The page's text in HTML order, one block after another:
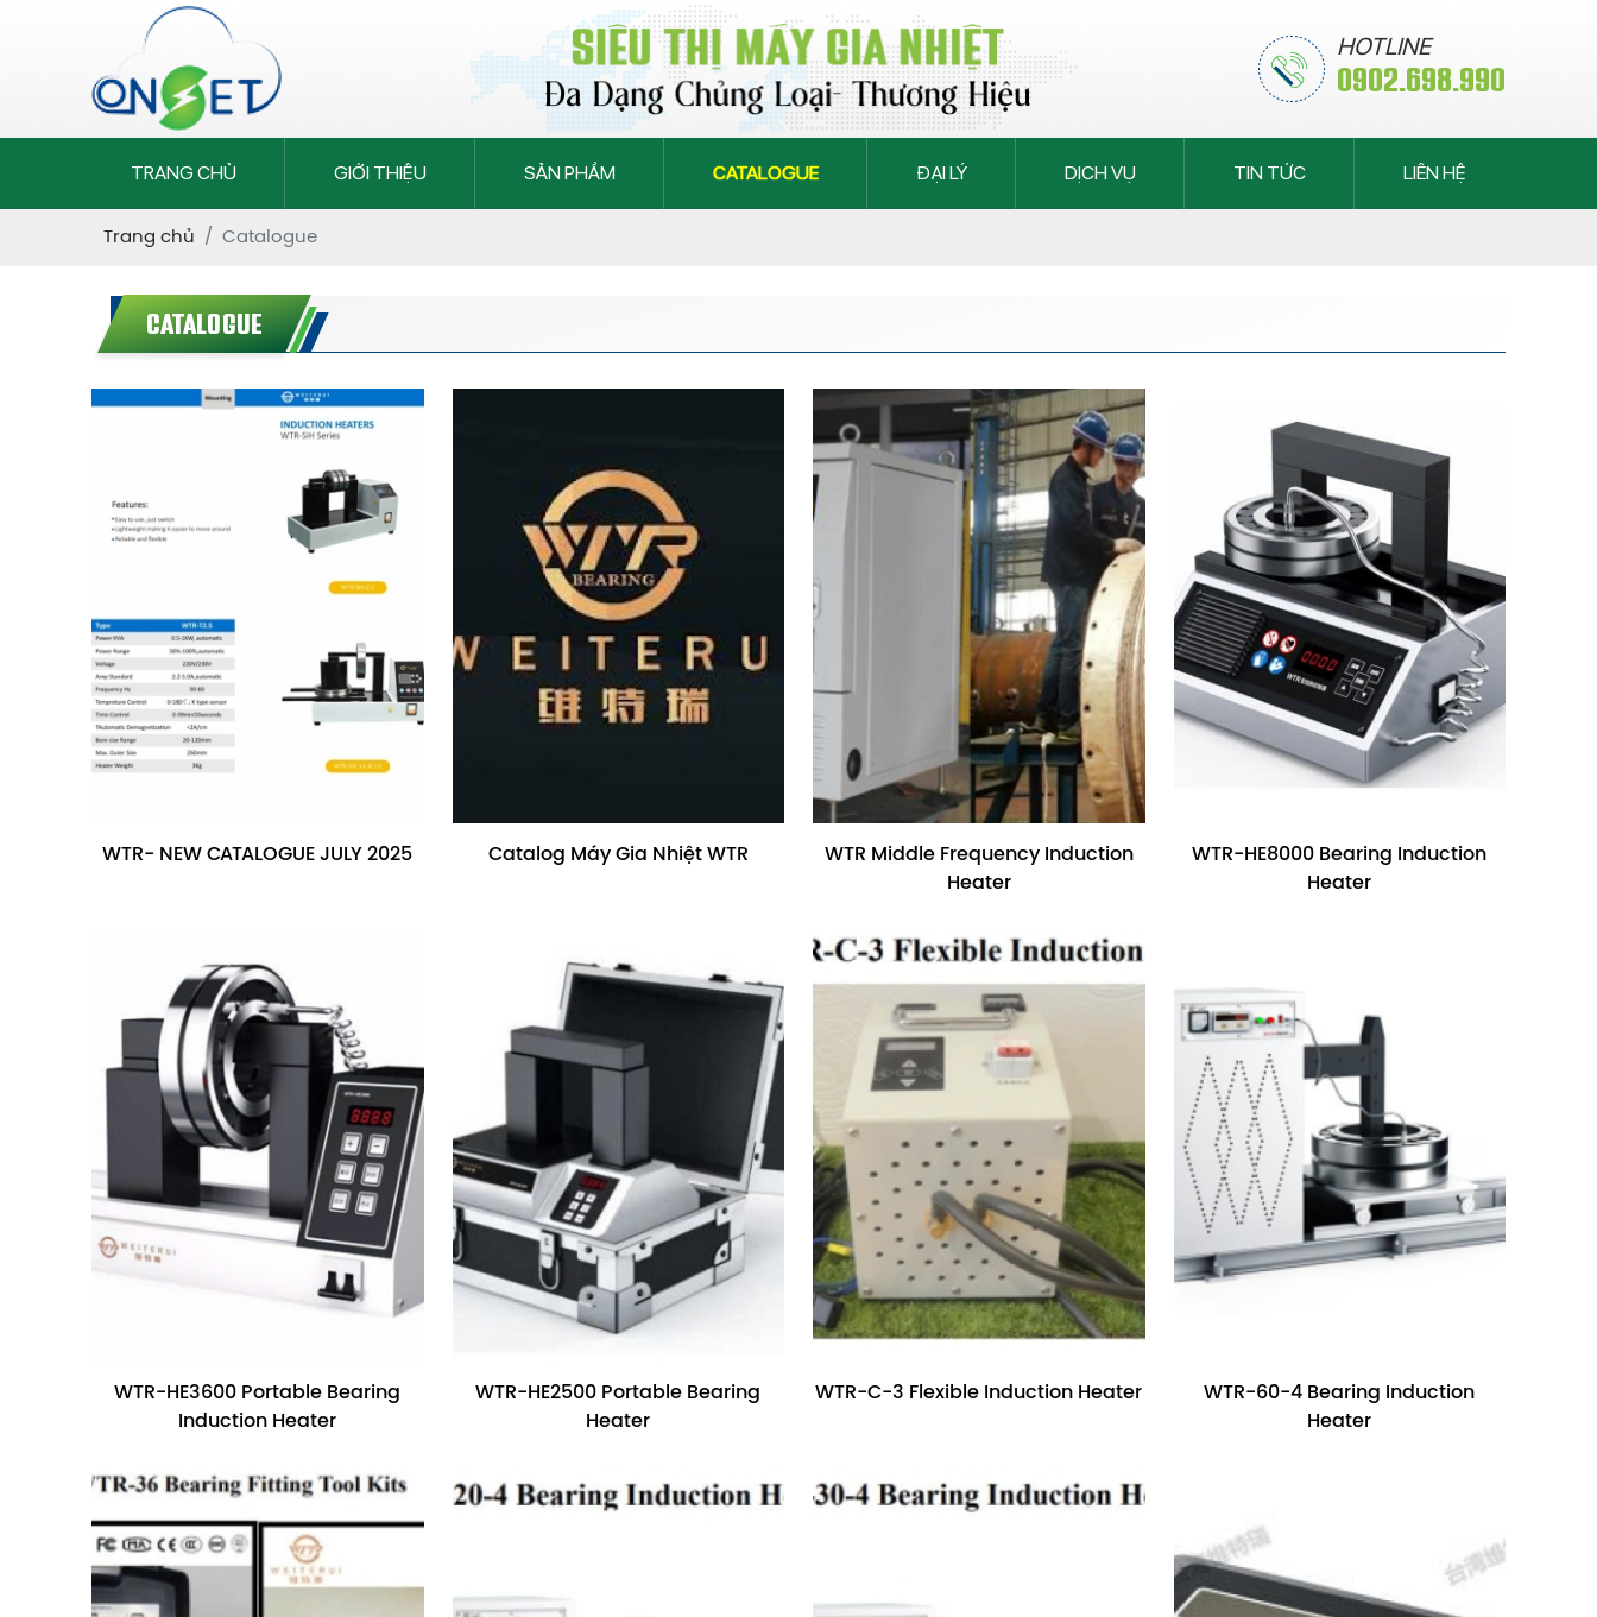
HOTLINE
0902.698.990
TRANG CHỦ GIỚI THIỆU SẢN PHẨM CATALOGUE ĐẠI LÝ DỊCH VỤ TIN TỨC LIÊN HỆ
Trang chủ Catalogue
CATALOGUE
WTR- NEW CATALOGUE JULY 2025 Catalog Máy Gia Nhiệt WTR
WTR Middle Frequency Induction
Heater
WTR-HE8000 Bearing Induction
Heater
WTR-HE3600 Portable Bearing
Induction Heater
WTR-HE2500 Portable Bearing
Heater
WTR-C-3 Flexible Induction Heater
WTR-60-4 Bearing Induction
Heater